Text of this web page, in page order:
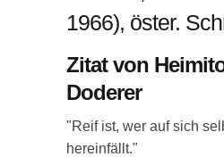
1966), öster.
Zitat von
Doderer
"Reif ist, wer auf sich
hereinfällt."